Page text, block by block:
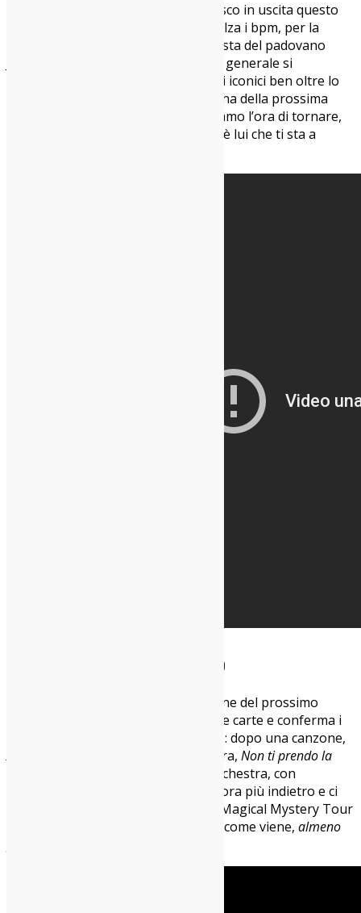
Title track dell’omonimo secondo disco in uscita questo
venerdì, una scarica indie-rock che alza i bpm, per la
verità mai troppo bassi, della proposta del padovano
Jesse The Faccio. Canzone e disco in generale si
presentano come una fucina di versi iconici ben oltre lo
scazzo che potrebbero fare la fortuna della prossima
stagione dei concertini cui non vediamo l’ora di tornare,
come “fregare il tempo e capire che è lui che ti sta a
Colombre – Per un secondo
Arrivato al terzo singolo anticipazione del prossimo
disco, Colombre scompiglia ancora le carte e conferma i
passi da gigante nella composizione: dopo una canzone,
, a tinte molto Air e un’altra, Non ti prendo la
, a tinte molto Electric Light Orchestra, con
torniamo ancora più indietro e ci
sembra di essere nel bel mezzo del Magical Mystery Tour
beatlesiano. Dai ok, prendetela così come viene, almeno